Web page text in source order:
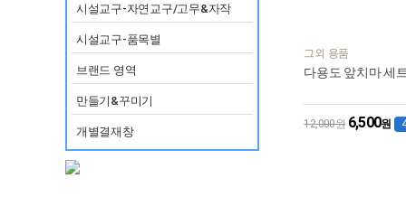
시설교구-자연교구/고무&자작
시설교구-품목별
브랜드 영역
만들기&꾸미기
개별결재창
그외 용품
다용도 앞치마 세트
12,000원 6,500원